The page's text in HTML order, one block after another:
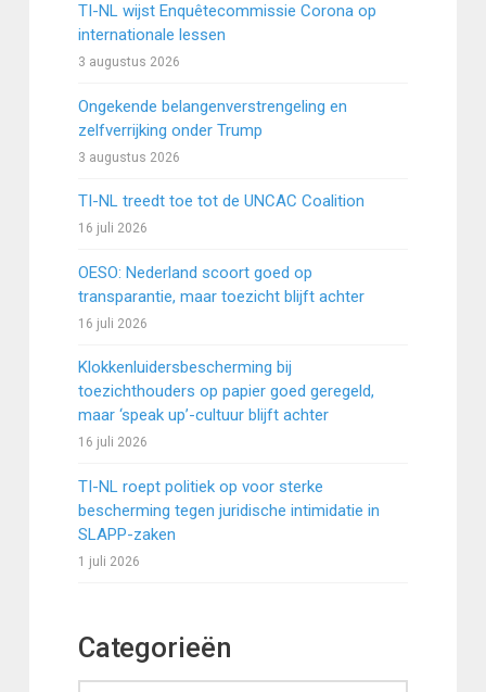
TI-NL wijst Enquêtecommissie Corona op
internationale lessen
3 augustus 2026
Ongekende belangenverstrengeling en
zelfverrijking onder Trump
3 augustus 2026
TI-NL treedt toe tot de UNCAC Coalition
16 juli 2026
OESO: Nederland scoort goed op
transparantie, maar toezicht blijft achter
16 juli 2026
Klokkenluidersbescherming bij
toezichthouders op papier goed geregeld,
maar ‘speak up’-cultuur blijft achter
16 juli 2026
TI-NL roept politiek op voor sterke
bescherming tegen juridische intimidatie in
SLAPP-zaken
1 juli 2026
Categorieën